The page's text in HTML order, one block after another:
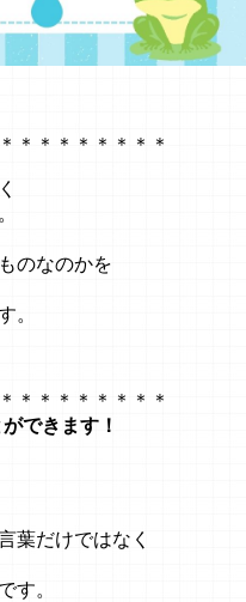
＊＊＊＊＊＊＊＊
のなのかを
。
＊＊＊＊＊＊＊＊
できます！
葉だけではなく
です。